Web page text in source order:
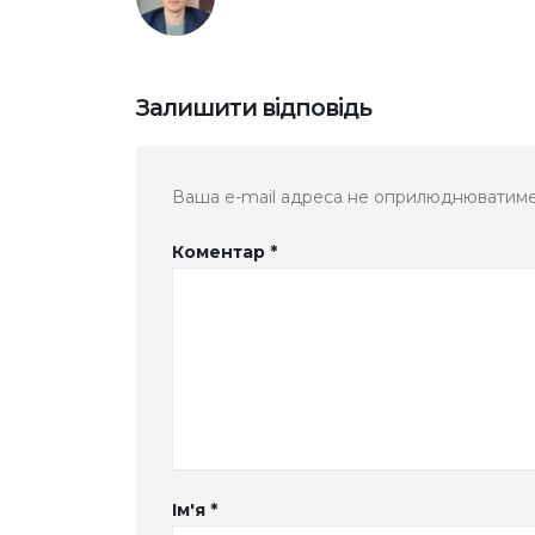
Залишити відповідь
Ваша e-mail адреса не
Коментар *
Ім'я *